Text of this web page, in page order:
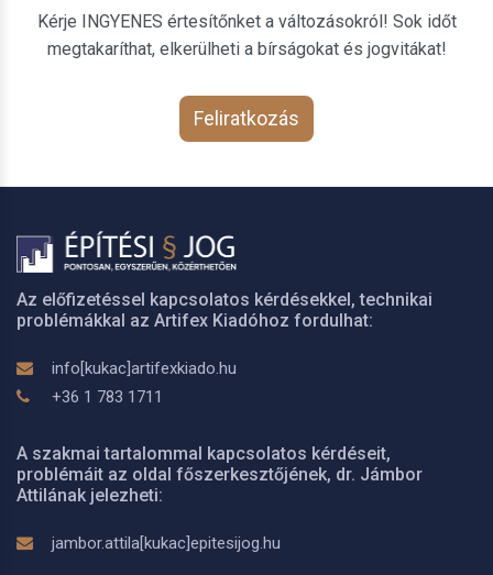
Kérje INGYENES értesítőnket a változásokról! Sok időt
megtakaríthat, elkerülheti a bírságokat és jogvitákat!
Feliratkozás
Az előfizetéssel kapcsolatos kérdésekkel, technikai
problémákkal az Artifex Kiadóhoz fordulhat:
info[kukac]artifexkiado.hu
+36 1 783 1711
A szakmai tartalommal kapcsolatos kérdéseit,
problémáit az oldal főszerkesztőjének, dr. Jámbor
Attilának jelezheti:
jambor.attila[kukac]epitesijog.hu